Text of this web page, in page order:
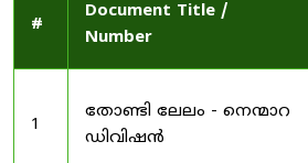
#
Document Title /
Number
1
തോണ്ടി ലേലം - നെന്മാറ
ഡിവിഷൻ